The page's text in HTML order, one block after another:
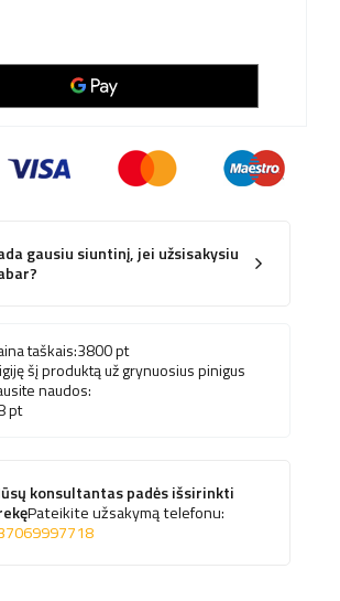
gausiu siuntinį, jei užsisakysiu
taškais:3800pt
šį produktą už grynuosius pinigus
naudos:
pt
konsultantas padės išsirinkti
Pateikite užsakymą telefonu: